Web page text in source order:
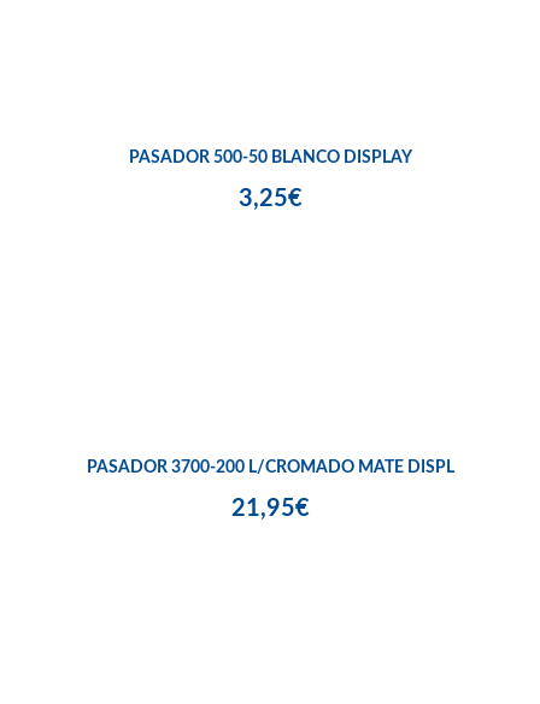
PASADOR 500-50 BLANCO DISPLAY
3,25€
PASADOR 3700-200 L/CROMADO MATE DISPL
21,95€